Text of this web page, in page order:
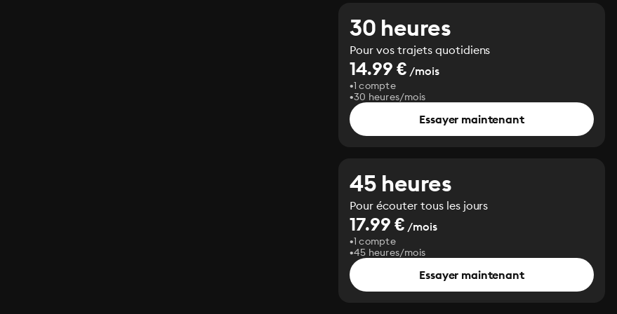
30 heures
Pour vos trajets quotidiens
14.99 € /mois
1 compte
30 heures/mois
Essayer maintenant
45 heures
Pour écouter tous les jours
17.99 € /mois
1 compte
45 heures/mois
Essayer maintenant